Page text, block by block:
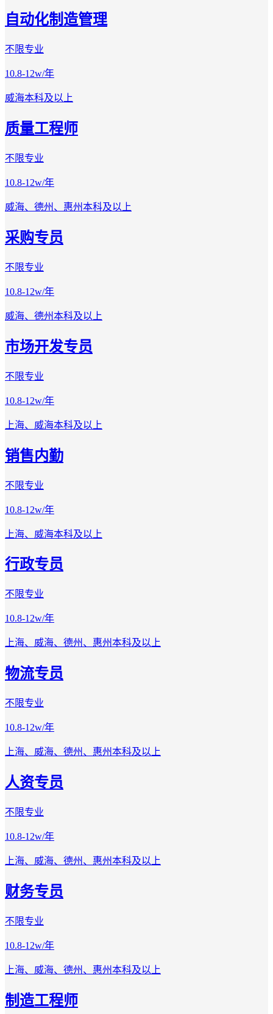
自动化制造管理
不限专业
10.8-12w/年
威海本科及以上
质量工程师
不限专业
10.8-12w/年
威海、德州、惠州本科及以上
采购专员
不限专业
10.8-12w/年
威海、德州本科及以上
市场开发专员
不限专业
10.8-12w/年
上海、威海本科及以上
销售内勤
不限专业
10.8-12w/年
上海、威海本科及以上
行政专员
不限专业
10.8-12w/年
上海、威海、德州、惠州本科及以上
物流专员
不限专业
10.8-12w/年
上海、威海、德州、惠州本科及以上
人资专员
不限专业
10.8-12w/年
上海、威海、德州、惠州本科及以上
财务专员
不限专业
10.8-12w/年
上海、威海、德州、惠州本科及以上
制造工程师